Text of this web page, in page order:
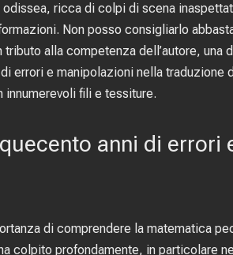
ricca di colpi di scena
Non posso consigliarlo
alla competenza dell’autore, una
errori e manipolazioni nella traduzione
fili e tessiture.
anni di errori
di comprendere la matematica
colpito profondamente, in particolare